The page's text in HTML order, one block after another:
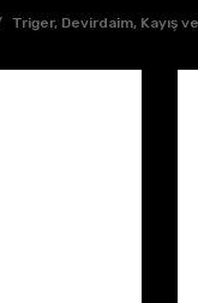
Triger, Devirdaim, Kayış